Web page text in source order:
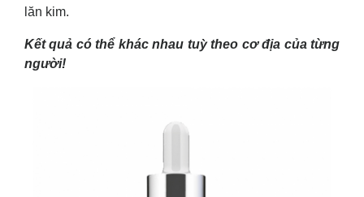
lăn kim.
Kết quả có thể khác nhau tuỳ theo cơ địa của từng
người!